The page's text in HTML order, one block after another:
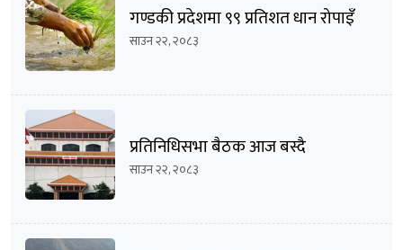
गण्डकी प्रदेशमा ९९ प्रतिशत धान रोपाइँ
साउन २२, २०८३
प्रतिनिधिसभा बैठक आज बस्दै
साउन २२, २०८३